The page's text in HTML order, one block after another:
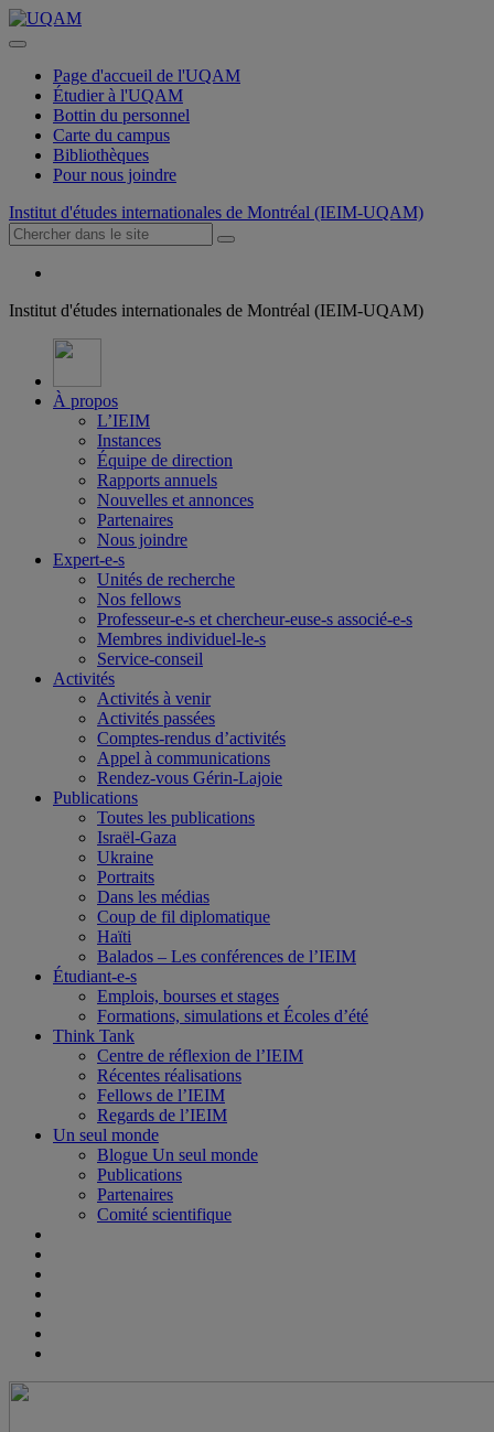
Page d'accueil de l'UQAM
Étudier à l'UQAM
Bottin du personnel
Carte du campus
Bibliothèques
Pour nous joindre
Institut d'études internationales de Montréal (IEIM-UQAM)
Institut d'études internationales de Montréal (IEIM-UQAM)
À propos
L’IEIM
Instances
Équipe de direction
Rapports annuels
Nouvelles et annonces
Partenaires
Nous joindre
Expert-e-s
Unités de recherche
Nos fellows
Professeur-e-s et chercheur-euse-s associé-e-s
Membres individuel-le-s
Service-conseil
Activités
Activités à venir
Activités passées
Comptes-rendus d’activités
Appel à communications
Rendez-vous Gérin-Lajoie
Publications
Toutes les publications
Israël-Gaza
Ukraine
Portraits
Dans les médias
Coup de fil diplomatique
Haïti
Balados – Les conférences de l’IEIM
Étudiant-e-s
Emplois, bourses et stages
Formations, simulations et Écoles d’été
Think Tank
Centre de réflexion de l’IEIM
Récentes réalisations
Fellows de l’IEIM
Regards de l’IEIM
Un seul monde
Blogue Un seul monde
Publications
Partenaires
Comité scientifique